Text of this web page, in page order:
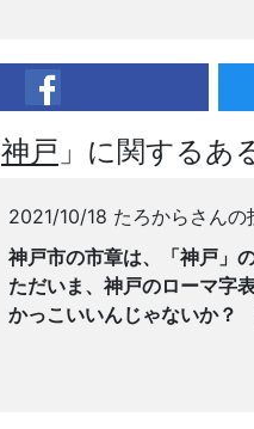
神戸 」に関するあ
2021/10/18 たろからさんの
神戸市の市章は、「神戸」
ただいま、神戸のローマ字
かっこいいんじゃないか？